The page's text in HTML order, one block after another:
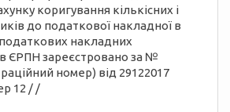
коригування кількісних і
до податкової накладної в
накладних
в ЄРПН зареєстровано за №
номер) від 29122017
12 / /